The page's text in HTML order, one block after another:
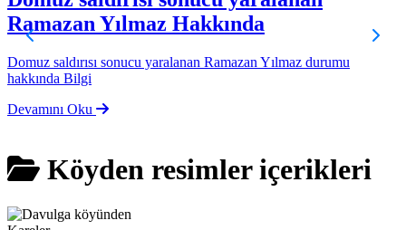
Ramazan Yılmaz Hakkında
Domuz saldırısı sonucu yaralanan Ramazan Yılmaz durumu
hakkında Bilgi
Devamını Oku
Köyden resimler içerikleri